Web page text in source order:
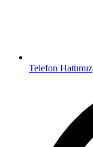
Telefon Hattımız